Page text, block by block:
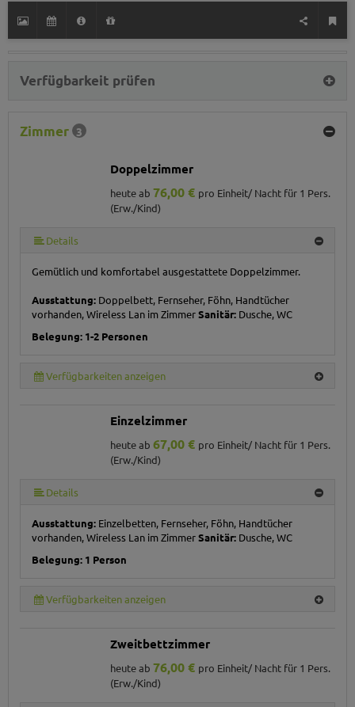
Verfügbarkeit prüfen
Zimmer 3
Doppelzimmer
heute ab 76,00 € pro Einheit/ Nacht für 1 Pers.
(Erw./Kind)
Details
Gemütlich und komfortabel ausgestattete Doppelzimmer.
Ausstattung: Doppelbett, Fernseher, Föhn, Handtücher
vorhanden, Wireless Lan im ZimmerSanitär: Dusche, WC
Belegung: 1-2 Personen
Verfügbarkeiten anzeigen
Einzelzimmer
heute ab 67,00 € pro Einheit/ Nacht für 1 Pers.
(Erw./Kind)
Details
Ausstattung: Einzelbetten, Fernseher, Föhn, Handtücher
vorhanden, Wireless Lan im ZimmerSanitär: Dusche, WC
Belegung: 1 Person
Verfügbarkeiten anzeigen
Zweitbettzimmer
heute ab 76,00 € pro Einheit/ Nacht für 1 Pers.
(Erw./Kind)